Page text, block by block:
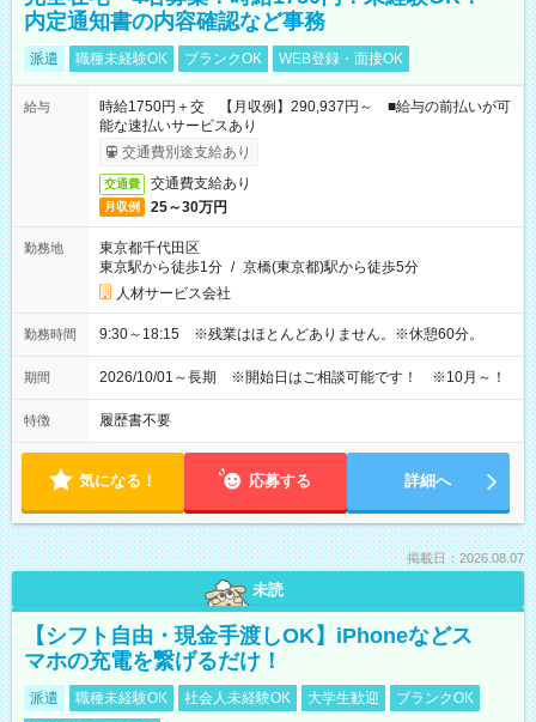
内定通知書の内容確認など事務
派遣 職種未経験OK ブランクOK WEB登録・面接OK
給与
時給1750円＋交 【月収例】290,937円～ ■給与の前払いが可
能な速払いサービスあり
交通費別途支給あり
交通費 交通費支給あり
月収例 25～30万円
勤務地
東京都千代田区
東京駅から徒歩1分 / 京橋(東京都)駅から徒歩5分
人材サービス会社
勤務時間 9:30～18:15 ※残業はほとんどありません。※休憩60分。
期間 2026/10/01～長期 ※開始日はご相談可能です！ ※10月～！
特徴 履歴書不要
気になる！ 応募する 詳細へ
掲載日：2026.08.07
未読
【シフト自由・現金手渡しOK】iPhoneなどス
マホの充電を繋げるだけ！
派遣 職種未経験OK 社会人未経験OK 大学生歓迎
ブランクOK